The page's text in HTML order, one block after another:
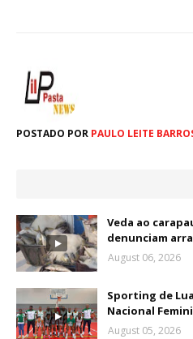
POSTADO POR PAULO LEITE
Veda ao
denunciam
August 06, 2026
Sporting de
Nacional
August 05, 2026